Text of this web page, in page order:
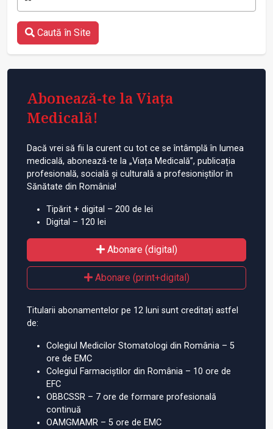
Caută în Site
Abonează-te la Viața
Medicală!
Dacă vrei să fii la curent cu tot ce se întâmplă în lumea
medicală, abonează-te la „Viața Medicală”, publicația
profesională, socială și culturală a profesioniștilor în
Sănătate din România!
Tipărit + digital – 200 de lei
Digital – 120 lei
Abonare (digital)
Abonare (print+digital)
Titularii abonamentelor pe 12 luni sunt creditați astfel
de:
Colegiul Medicilor Stomatologi din România – 5
ore de EMC
Colegiul Farmaciștilor din România – 10 ore de
EFC
OBBCSSR – 7 ore de formare profesională
continuă
OAMGMAMR – 5 ore de EMC